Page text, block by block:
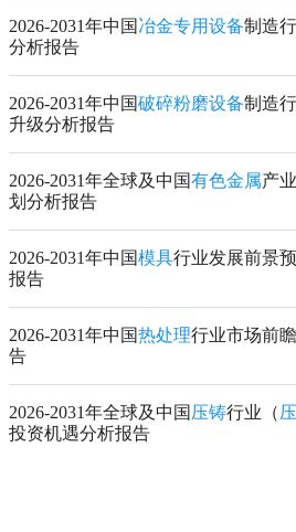
2026-2031年中国 冶金专用设备制造
分析报告
2026-2031年中国破碎粉磨设备制造
升级分析报告
2026-2031年全球及中国有色金属产
划分析报告
2026-2031年中国模具行业发展前景
报告
2026-2031年中国热处理行业市场前
告
2026-2031年全球及中国 压铸行业（
投资机遇分析报告